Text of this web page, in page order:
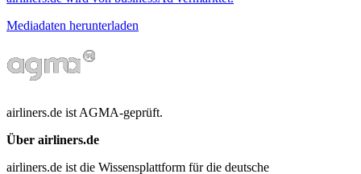
Mediadaten herunterladen
airliners.de ist AGMA-geprüft.
Über airliners.de
airliners.de ist die Wissensplattform für die deutsche